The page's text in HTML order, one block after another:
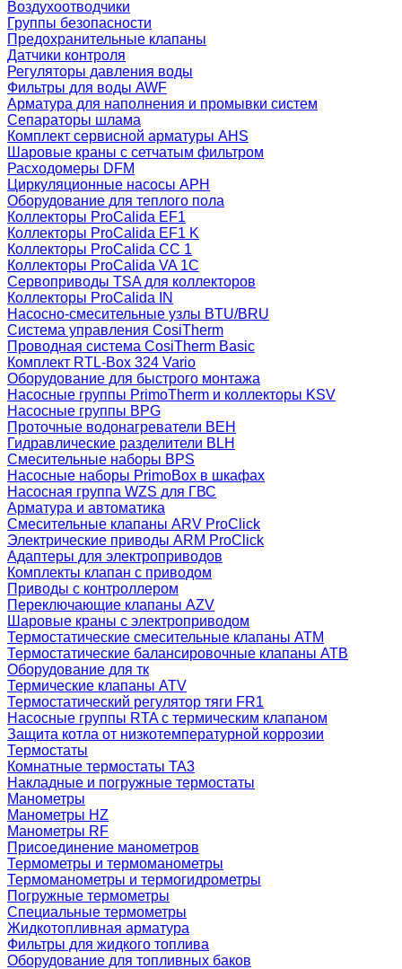
Воздухоотводчики
Группы безопасности
Предохранительные клапаны
Датчики контроля
Регуляторы давления воды
Фильтры для воды AWF
Арматура для наполнения и промывки систем
Сепараторы шлама
Комплект сервисной арматуры AHS
Шаровые краны с сетчатым фильтром
Расходомеры DFM
Циркуляционные насосы APH
Оборудование для теплого пола
Коллекторы ProCalida EF1
Коллекторы ProCalida EF1 K
Коллекторы ProCalida CC 1
Коллекторы ProCalida VA 1C
Сервоприводы TSA для коллекторов
Коллекторы ProCalida IN
Насосно-смесительные узлы BTU/BRU
Система управления CosiTherm
Проводная система CosiTherm Basic
Комплект RTL‑Box 324 Vario
Оборудование для быстрого монтажа
Насосные группы PrimoTherm и коллекторы KSV
Насосные группы BPG
Проточные водонагреватели BEH
Гидравлические разделители BLH
Смесительные наборы BPS
Насосные наборы PrimoBox в шкафах
Насосная группа WZS для ГВС
Арматура и автоматика
Смесительные клапаны ARV ProClick
Электрические приводы ARM ProClick
Адаптеры для электроприводов
Комплекты клапан с приводом
Приводы с контроллером
Переключающие клапаны AZV
Шаровые краны с электроприводом
Термостатические смесительные клапаны ATM
Термостатические балансировочные клапаны ATB
Оборудование для тк
Термические клапаны ATV
Термостатический регулятор тяги FR1
Насосные группы RTA с термическим клапаном
Защита котла от низкотемпературной коррозии
Термостаты
Комнатные термостаты TA3
Накладные и погружные термостаты
Манометры
Манометры HZ
Манометры RF
Присоединение манометров
Термометры и термоманометры
Термоманометры и термогидрометры
Погружные термометры
Специальные термометры
Жидкотопливная арматура
Фильтры для жидкого топлива
Оборудование для топливных баков